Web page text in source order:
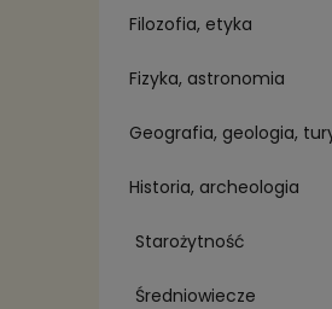
Filozofia, etyka
Fizyka, astronomia
Geografia, geologia,
Historia, archeologia
Starożytność
Średniowiecze